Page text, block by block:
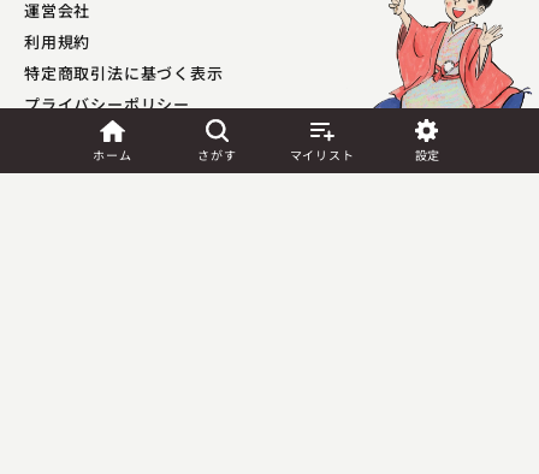
ホーム さがす マイリスト 設定
運営会社
利用規約
特定商取引法に基づく表示
プライバシーポリシー​
外部送信ポリシー